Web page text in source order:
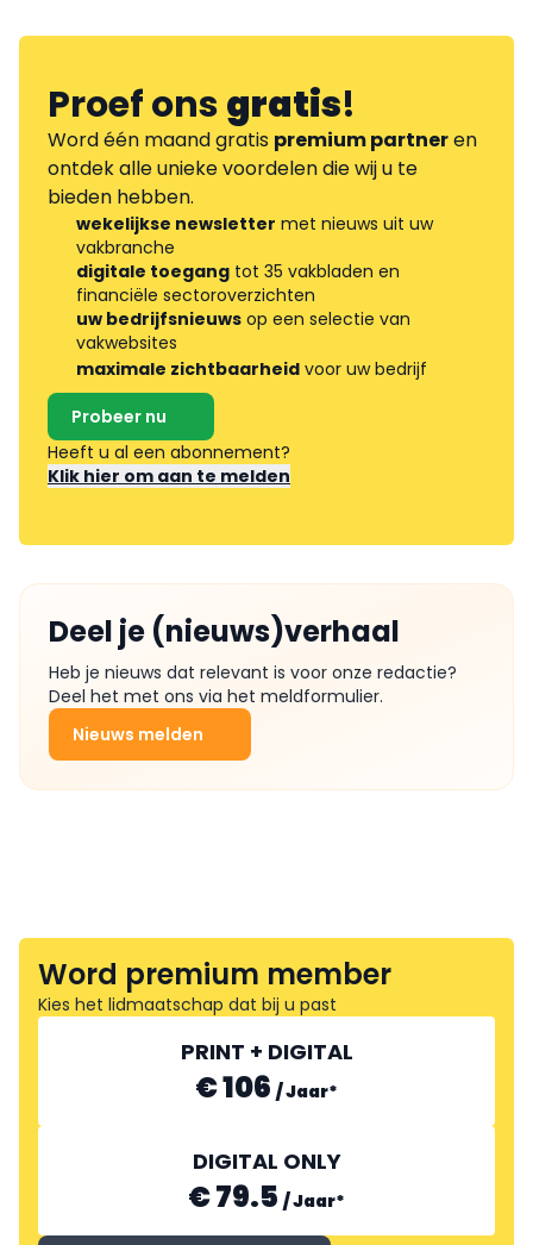
Proef onsgratis!
Word één maand gratis premium partneren
ontdek alle unieke voordelen die wij u te
bieden hebben.
wekelijkse newsletter met nieuws uit uw
vakbranche
digitale toegang tot 35 vakbladen en
financiële sectoroverzichten
uw bedrijfsnieuws op een selectie van
vakwebsites
maximale zichtbaarheid voor uw bedrijf
Probeer nu
Heeft u al een abonnement?
Klik hier om aan te melden
Deel je (nieuws)verhaal
Heb je nieuws dat relevant is voor onze redactie?
Deel het met ons via het meldformulier.
Nieuws melden
Word premium member
Kies het lidmaatschap dat bij u past
PRINT + DIGITAL
€ 106 /Jaar*
DIGITAL ONLY
€ 79.5 /Jaar*